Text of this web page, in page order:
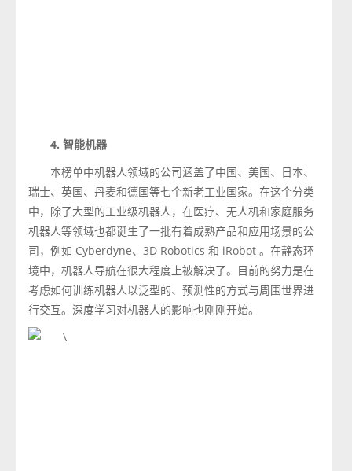
4. 智能机器
本榜单中机器人领域的公司涵盖了中国、美国、日本、
瑞士、英国、丹麦和德国等七个新老工业国家。在这个分类
中，除了大型的工业级机器人，在医疗、无人机和家庭服务
机器人等领域也都诞生了一批有着成熟产品和应用场景的公
司，例如 Cyberdyne、3D Robotics 和 iRobot 。在静态环
境中，机器人导航在很大程度上被解决了。目前的努力是在
考虑如何训练机器人以泛型的、预测性的方式与周围世界进
行交互。深度学习对机器人的影响也刚刚开始。